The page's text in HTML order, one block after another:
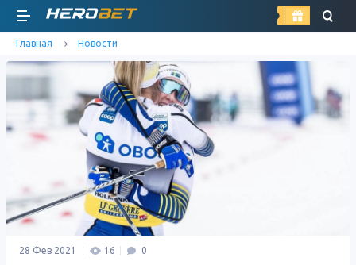
найти
Главная Новости
28 Фев 2021 16 0